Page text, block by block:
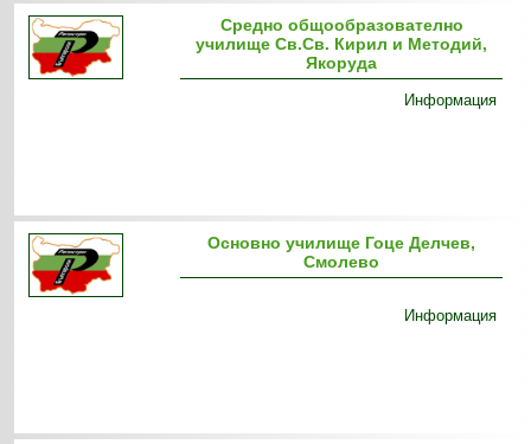
Средно общообразователно
училище Св.Св. Кирил и Методий,
Якоруда
Информация
Основно училище Гоце Делчев,
Смолево
Информация